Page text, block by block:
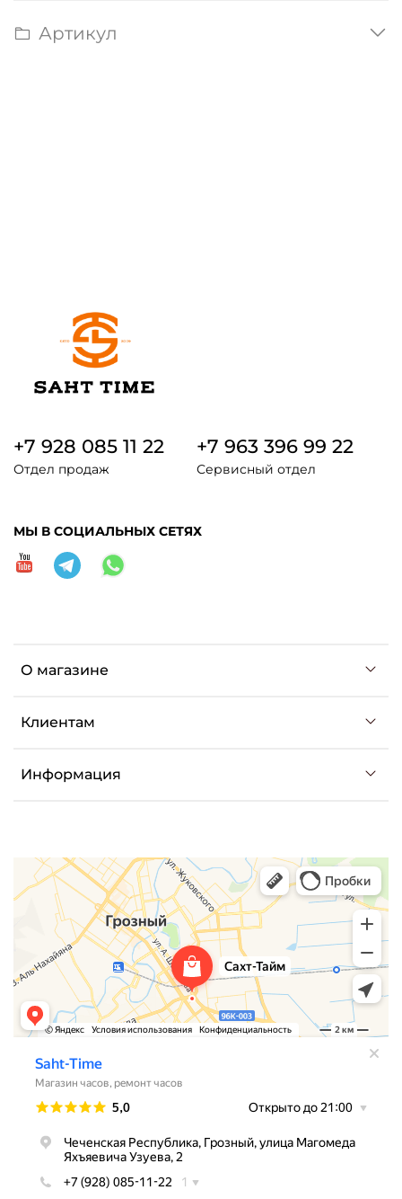
Артикул
О магазине
Клиентам
Информация
+7 928 085 11 22
Отдел продаж
+7 963 396 99 22
Сервисный отдел
МЫ В СОЦИАЛЬНЫХ СЕТЯХ